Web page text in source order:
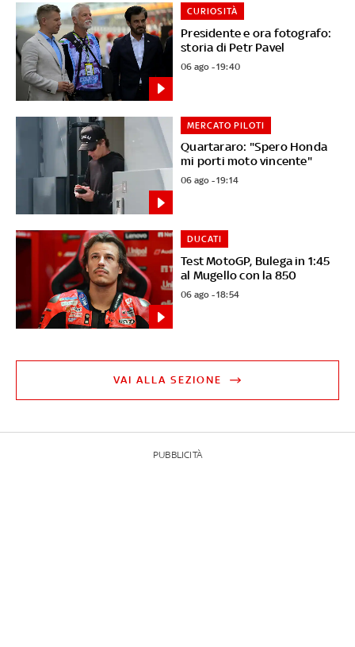
Presidente e ora fotografo:
storia di Petr Pavel
CURIOSITÀ
06 ago - 19:40
Quartararo: "Spero Honda
mi porti moto vincente"
MERCATO PILOTI
06 ago - 19:14
Test MotoGP, Bulega in 1:45
al Mugello con la 850
DUCATI
06 ago - 18:54
VAI ALLA SEZIONE
PUBBLICITÀ